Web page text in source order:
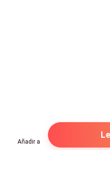
metrónomo de oro.
—Vas a hacerlo, Dante. O
Añadir a